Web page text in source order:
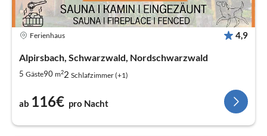
Ferienhaus 4,9
Alpirsbach, Schwarzwald, Nordschwarzwald
5 Gäste90 m22 Schlafzimmer (+1)
ab 116€ pro Nacht